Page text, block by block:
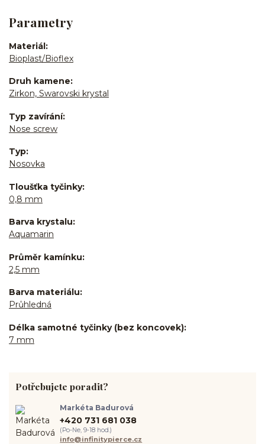
Parametry
Materiál
Bioplast/Bioflex
Druh kamene
Zirkon, Swarovski krystal
Typ zavírání
Nose screw
Typ
Nosovka
Tloušťka tyčinky
0,8 mm
Barva krystalu
Aquamarin
Průměr kamínku
2,5 mm
Barva materiálu
Průhledná
Délka samotné tyčinky (bez koncovek)
7 mm
Potřebujete poradit?
Markéta Badurová
+420 731 681 038
(Po-Ne, 9-18 hod.)
info@infinitypierce.cz